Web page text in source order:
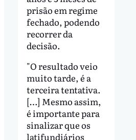
prisão em regime
fechado, podendo
recorrer da
decisão.
"O resultado veio
muito tarde, é a
terceira tentativa.
[…] Mesmo assim,
é importante para
sinalizar que os
latifundiários